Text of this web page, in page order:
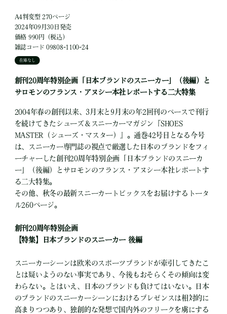
A4判変型 270ページ
2024年09月30日発売
価格 990円（税込）
雑誌コード 09808-1100-24
在庫なし
創刊20周年特別企画「日本ブランドのスニーカー」（後編）と
サロモンのフランス・アヌシー本社レポートする二大特集
2004年春の創刊以来、3月末と9月末の年2回刊のペースで刊行
を続けてきたシューズ＆スニーカーマガジン『SHOES
MASTER（シューズ・マスター）』。通巻42号目となる今号
は、スニーカー専門誌の視点で厳選した日本のブランドをフィ
ーチャーした創刊20周年特別企画「日本ブランドのスニーカ
ー」（後編）とサロモンのフランス・アヌシー本社レポートす
る二大特集。
その他、秋冬の最新スニーカートピックスをお届けするトータ
ル260ページ。
創刊20周年特別企画
【特集】日本ブランドのスニーカー 後編
スニーカーシーンは欧米のスポーツブランドが牽引してきたこ
とは疑いようのない事実であり、今後もおそらくその傾向は変
わらない。とはいえ、日本のブランドも負けてはいない。日本
のブランドのスニーカーシーンにおけるプレゼンスは相対的に
高まりつつあり、独創的な発想で国内外のフリークを虜にする